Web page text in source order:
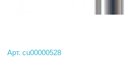
Арт. cu00000528